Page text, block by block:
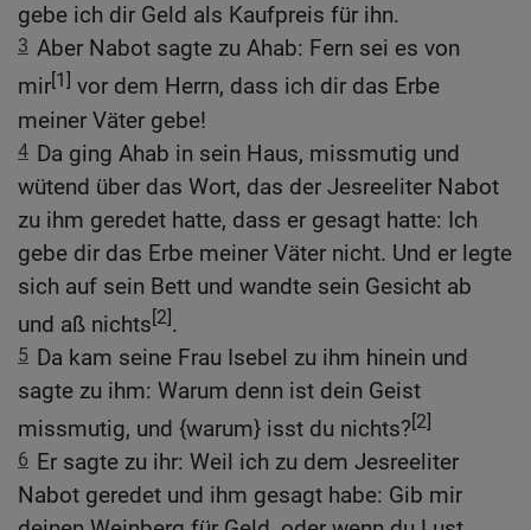
gebe ich dir Geld als Kaufpreis für ihn.
3 Aber Nabot sagte zu Ahab: Fern sei es von
mir[1] vor dem Herrn, dass ich dir das Erbe
meiner Väter gebe!
4 Da ging Ahab in sein Haus, missmutig und
wütend über das Wort, das der Jesreeliter Nabot
zu ihm geredet hatte, dass er gesagt hatte: Ich
gebe dir das Erbe meiner Väter nicht. Und er legte
sich auf sein Bett und wandte sein Gesicht ab
und aß nichts[2].
5 Da kam seine Frau Isebel zu ihm hinein und
sagte zu ihm: Warum denn ist dein Geist
missmutig, und {warum} isst du nichts?[2]
6 Er sagte zu ihr: Weil ich zu dem Jesreeliter
Nabot geredet und ihm gesagt habe: Gib mir